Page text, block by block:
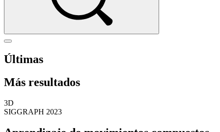
Últimas
Más resultados
3D
SIGGRAPH 2023